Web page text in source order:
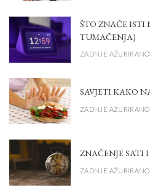
ŠTO ZNAČE ISTI
TUMAČENJA)
ZADNJE
SAVJETI KAKO
ZADNJE
ZNAČENJE SATI
ZADNJE